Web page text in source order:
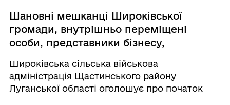
Шановні мешканці Широківської
громади, внутрішньо переміщені
особи, представники бізнесу,
Широківська сільська військова
адміністрація Щастинського району
Луганської області оголошує про початок